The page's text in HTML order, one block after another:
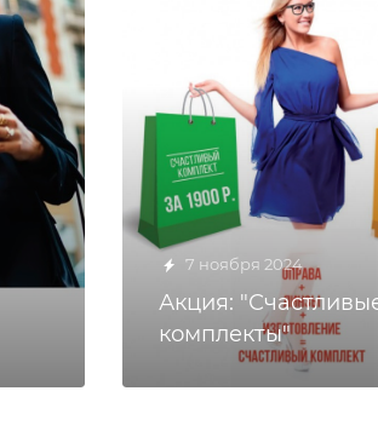
7 ноября 2024
Акция:
комплекты"